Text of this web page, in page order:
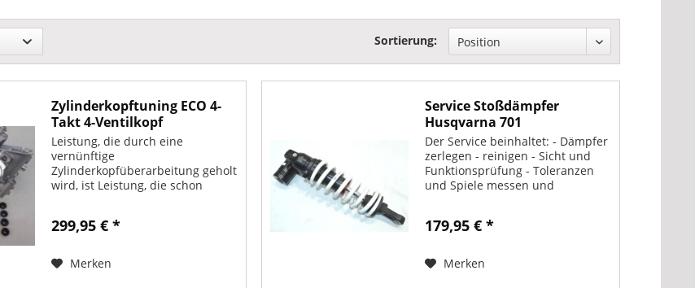
Sortierung:
Zylinderkopftuning ECO 4-
Takt 4-Ventilkopf
Leistung, die durch eine
vernünftige
Zylinderkopfüberarbeitung geholt
wird, ist Leistung, die schon
durch ein Zylinderkopftuning bei
299,95 € *
Merken
Service Stoßdämpfer
Husqvarna 701
Supermoto/Enduro
Der Service beinhaltet: - Dämpfer
zerlegen - reinigen - Sicht und
Funktionsprüfung - Toleranzen
und Spiele messen und
reinigen / prüfen - Dämpfer
sonstige...
179,95 € *
Merken